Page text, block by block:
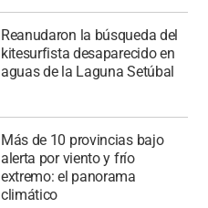
Reanudaron la búsqueda del
kitesurfista desaparecido en
aguas de la Laguna Setúbal
Más de 10 provincias bajo
alerta por viento y frío
extremo: el panorama
climático